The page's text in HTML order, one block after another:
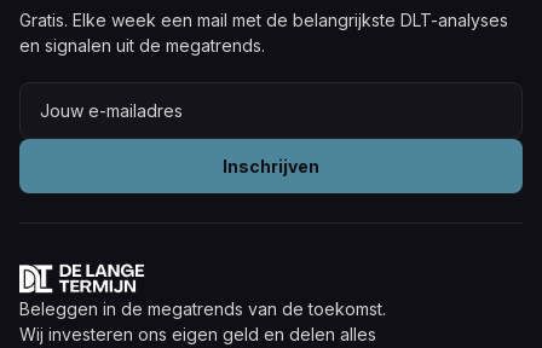
Gratis. Elke week een mail met de belangrijkste DLT-analyses
en signalen uit de megatrends.
Inschrijven
Beleggen in de megatrends van de toekomst.
Wij investeren ons eigen geld en delen alles